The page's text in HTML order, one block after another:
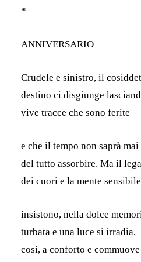
*
ANNIVERSARIO
Crudele e sinistro, il
destino ci disgiunge
vive tracce che sono ferite
e che il tempo non saprà mai
del tutto assorbire. Ma il
dei cuori e la mente sensibile
insistono, nella dolce
turbata e una luce si irradia,
così, a conforto e commuove